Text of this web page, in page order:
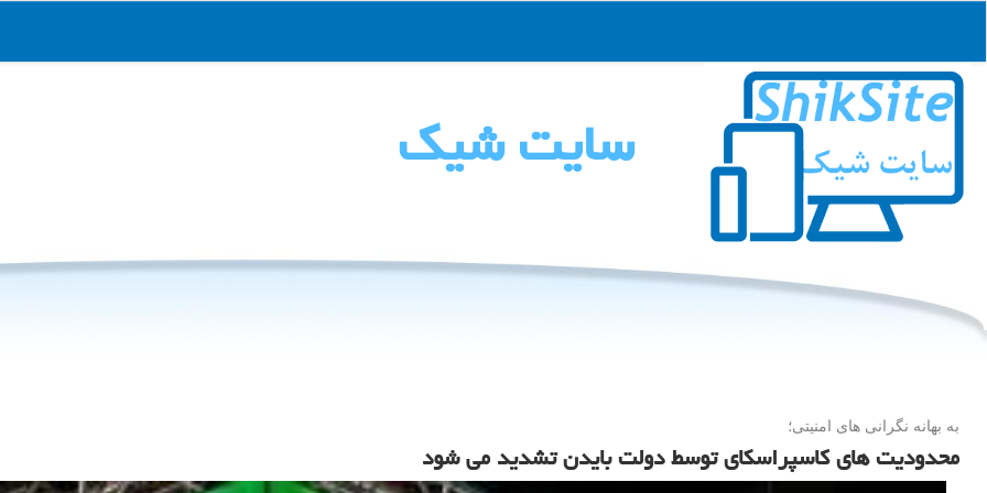
سایت شیك
به بهانه نگرانی های امنیتی؛
محدودیت های کاسپراسکای توسط دولت بایدن تشدید می شود